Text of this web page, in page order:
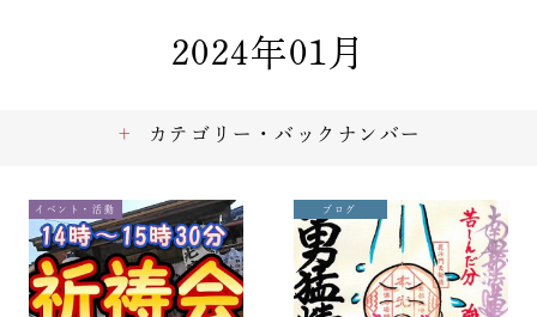
2024年01月
イベント・活動 ブログ
カテゴリー・バックナンバー